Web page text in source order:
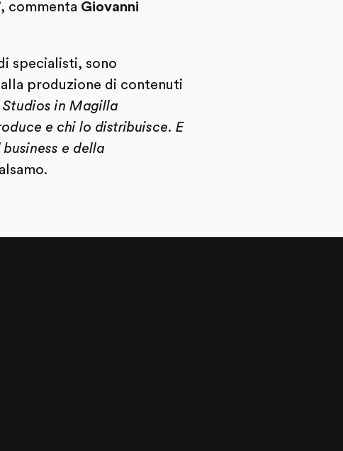
commenta Giovanni
specialisti, sono
produzione di contenuti
in Magilla
e chi lo distribuisce. E
e della